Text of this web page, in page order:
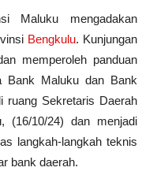
Maluku mengadakan
Bengkulu. Kunjungan
memperoleh panduan
Bank Maluku dan Bank
ruang Sekretaris Daerah
(16/10/24) dan menjadi
langkah-langkah teknis
bank daerah.